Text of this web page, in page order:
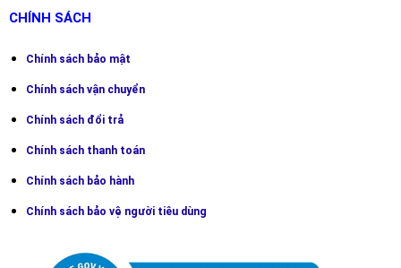
CHÍNH SÁCH
Chính sách bảo mật
Chính sách vận chuyển
Chính sách đổi trả
Chính sách thanh toán
Chính sách bảo hành
Chính sách bảo vệ người tiêu dùng